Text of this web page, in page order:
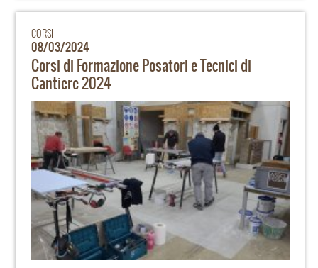
CORSI
08/03/2024
Corsi di Formazione Posatori e Tecnici di
Cantiere 2024